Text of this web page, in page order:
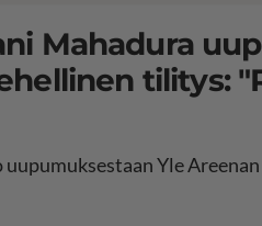
Mahadura
tilitys:
Yle